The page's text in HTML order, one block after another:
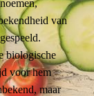
van
biologische
voor hem
maar